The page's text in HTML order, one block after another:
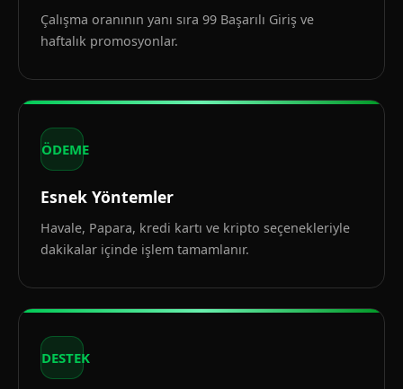
Çalışma oranının yanı sıra 99 Başarılı Giriş ve
haftalık promosyonlar.
ÖDEME
Esnek Yöntemler
Havale, Papara, kredi kartı ve kripto seçenekleriyle
dakikalar içinde işlem tamamlanır.
DESTEK